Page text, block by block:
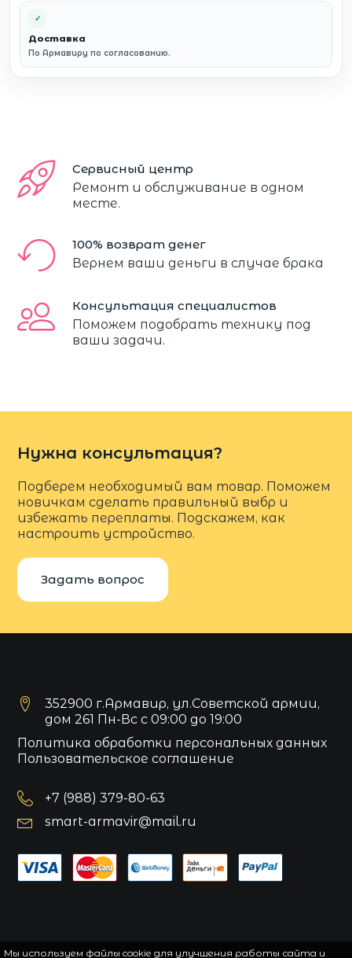
✓
Доставка
По Армавиру по согласованию.
Сервисный центр
Ремонт и обслуживание в одном
месте.
100% возврат денег
Вернем ваши деньги в случае брака
Консультация специалистов
Поможем подобрать технику под
ваши задачи.
Нужна консультация?
Подберем необходимый вам товар. Поможем
новичкам сделать правильный выбр и
избежать переплаты. Подскажем, как
настроить устройство.
Задать вопрос
352900 г.Армавир, ул.Советской армии,
дом 261 Пн-Вс с 09:00 до 19:00
Политика обработки персональных данных
Пользовательское соглашение
+7 (988) 379-80-63
smart-armavir@mail.ru
Мы используем файлы cookie для улучшения работы сайта и